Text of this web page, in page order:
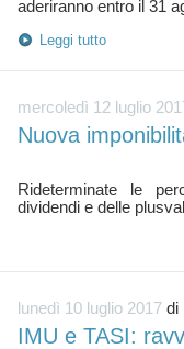
Leggi tutto
mercoledì 12 luglio
Nuova
Rideterminate le
lunedì 10 luglio 2017di
IMU e TASI: